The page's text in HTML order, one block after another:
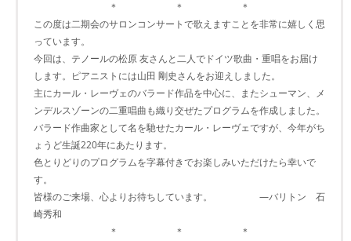
＊ ＊ ＊
この度は二期会のサロンコンサートで歌えますことを非常に嬉しく思
っています。
今回は、テノールの松原 友さんと二人でドイツ歌曲・重唱をお届け
します。ピアニストには山田 剛史さんをお迎えしました。
主にカール・レーヴェのバラード作品を中心に、またシューマン、メ
ンデルスゾーンの二重唱曲も織り交ぜたプログラムを作成しました。
バラード作曲家として名を馳せたカール・レーヴェですが、今年がち
ょうど生誕220年にあたります。
色とりどりのプログラムを字幕付きでお楽しみいただけたら幸いで
す。
皆様のご来場、心よりお待ちしています。 ―バリトン 石
崎秀和
＊ ＊ ＊